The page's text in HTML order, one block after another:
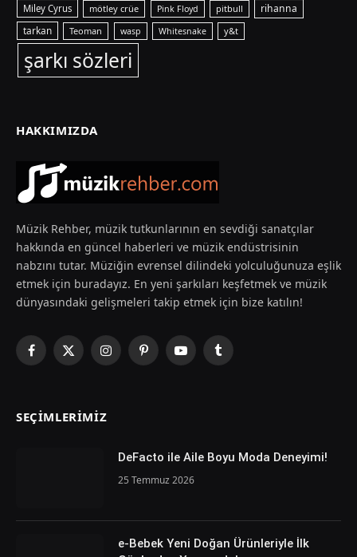
Miley Cyrus
mötley crüe Pink Floyd pitbull rihanna
tarkan Teoman wasp Whitesnake y&t
şarkı sözleri
HAKKIMIZDA
Müzik Rehber, müzik tutkunlarının en sevdiği sanatçılar
hakkında en güncel haberleri ve müzik endüstrisinin
nabzını tutar. Müziğin evrensel dilindeki yolculuğunuza eşlik
etmek için buradayız. En yeni şarkıları keşfetmek ve müzik
dünyasındaki gelişmeleri takip etmek için bize katılın!
Facebook
X
InstagramPinterestYouTubeTumblr
SEÇIMLERIMIZ
DeFacto ile Aile Boyu Moda Deneyimi!
25 Temmuz 2026
e-Bebek Yeni Doğan Ürünleriyle İlk